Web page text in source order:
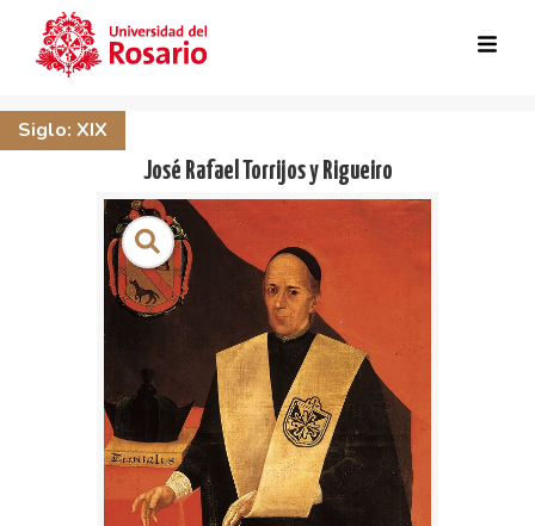
Skip to main content
Siglo: XIX
José Rafael Torrijos y Rigueiro